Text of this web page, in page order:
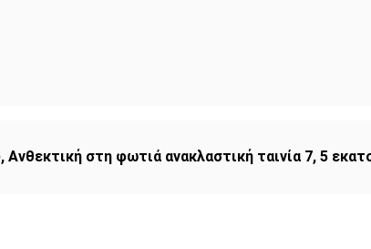
, Ανθεκτική στη φωτιά ανακλαστική ταινία 7, 5